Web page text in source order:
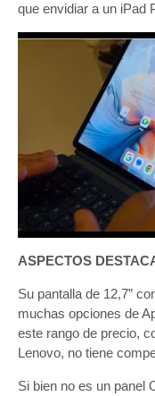
que envidiar a un iPad
ASPECTOS
Su pantalla de 12,7”
muchas opciones de
este rango de precio,
Lenovo, no tiene
Si bien no es un panel